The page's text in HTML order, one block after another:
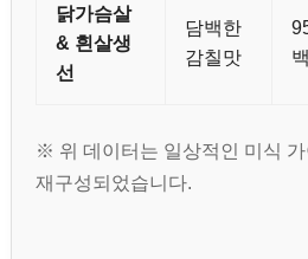
닭가슴살
& 흰살생
선
담백한
감칠맛
※ 위 데이터는 일상적인 미식
재구성되었습니다.